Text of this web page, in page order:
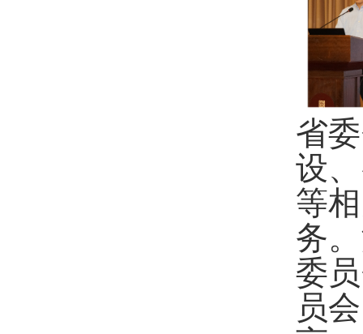
省
设
等
务
委
员